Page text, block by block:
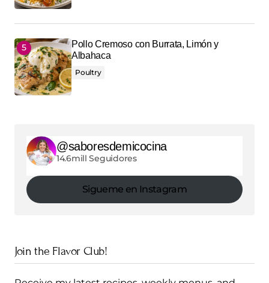
Pollo Cremoso con Burrata, Limón y
Albahaca
Poultry
@saboresdemicocina
14.6mill Seguidores
Sigueme en Instagram
Join the Flavor Club!